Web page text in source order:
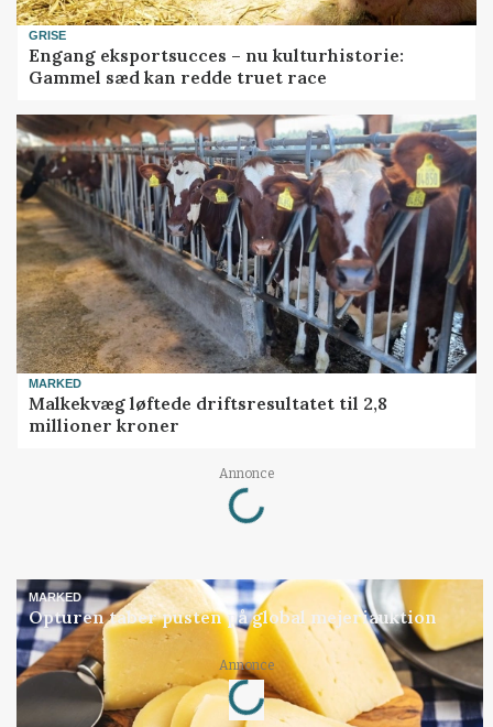
GRISE
Engang eksportsucces – nu kulturhistorie:
Gammel sæd kan redde truet race
MARKED
Malkekvæg løftede driftsresultatet til 2,8
millioner kroner
Annonce
Loading...
MARKED
Opturen taber pusten på global mejeriauktion
Annonce
Loading...